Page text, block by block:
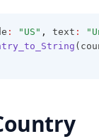
: "US" , text :